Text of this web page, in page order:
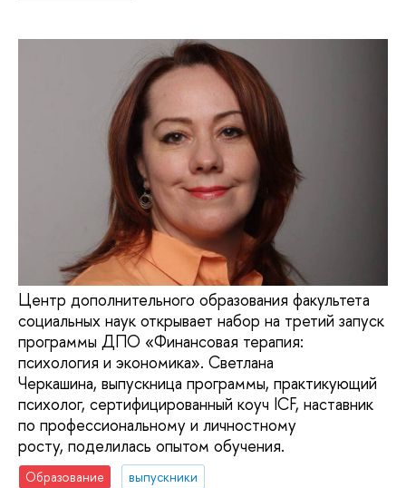
Центр дополнительного образования факультета
социальных наук открывает набор на третий запуск
программы ДПО «Финансовая терапия:
психология и экономика». Светлана
Черкашина, выпускница программы, практикующий
психолог, сертифицированный коуч ICF, наставник
по профессиональному и личностному
росту, поделилась опытом обучения.
Образование
выпускники